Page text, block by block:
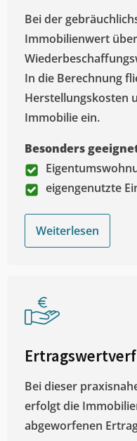
Bei der
Immobilienwert
In die Berechnung
Herstellungskosten
Immobilie ein.
Besonders
eigengenutzte
Weiterlesen
Bei dieser
erfolgt die
abgeworfenen